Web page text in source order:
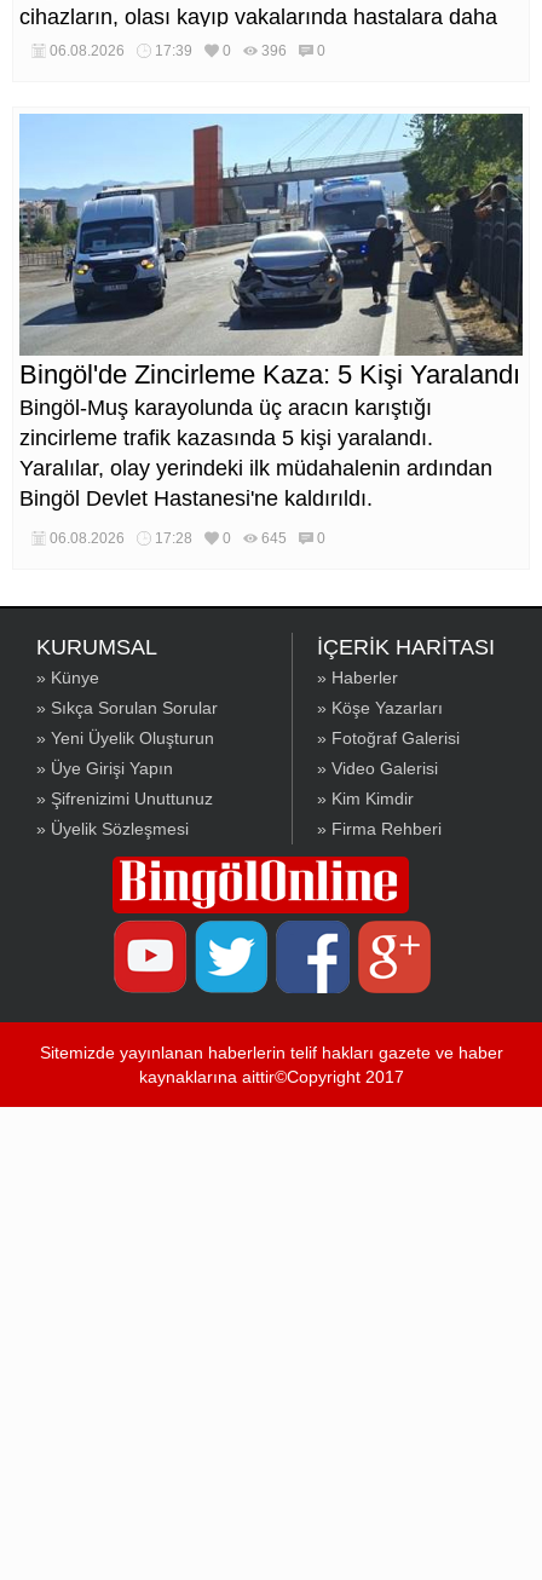
cihazların, olası kayıp vakalarında hastalara daha
kısa sürede ulaşılmasını sağlaması hedefleniyor.
06.08.2026 17:39 0 396 0
Bingöl'de Zincirleme Kaza: 5 Kişi Yaralandı
Bingöl-Muş karayolunda üç aracın karıştığı
zincirleme trafik kazasında 5 kişi yaralandı.
Yaralılar, olay yerindeki ilk müdahalenin ardından
Bingöl Devlet Hastanesi'ne kaldırıldı.
06.08.2026 17:28 0 645 0
KURUMSAL
» Künye
» Sıkça Sorulan Sorular
» Yeni Üyelik Oluşturun
» Üye Girişi Yapın
» Şifrenizimi Unuttunuz
» Üyelik Sözleşmesi
İÇERİK HARİTASI
» Haberler
» Köşe Yazarları
» Fotoğraf Galerisi
» Video Galerisi
» Kim Kimdir
» Firma Rehberi
Sitemizde yayınlanan haberlerin telif hakları gazete ve haber
kaynaklarına aittir©Copyright 2017